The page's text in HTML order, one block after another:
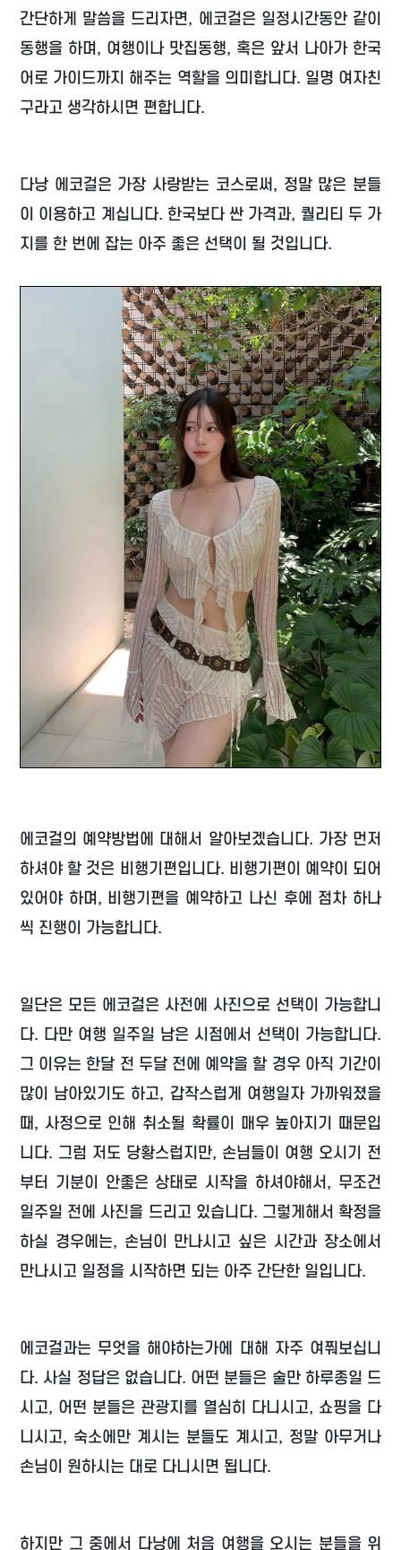
간단하게 말씀을 드리자면, 에코걸은 일정시간동안 같이
동행을 하며, 여행이나 맛집동행, 혹은 앞서 나아가 한국
어로 가이드까지 해주는 역할을 의미합니다. 일명 여자친
구라고 생각하시면 편합니다.
다낭 에코걸은 가장 사랑받는 코스로써, 정말 많은 분들
이 이용하고 계십니다. 한국보다 싼 가격과, 퀄리티 두 가
지를 한 번에 잡는 아주 좋은 선택이 될 것입니다.
에코걸의 예약방법에 대해서 알아보겠습니다. 가장 먼저
하셔야 할 것은 비행기편입니다. 비행기편이 예약이 되어
있어야 하며, 비행기편을 예약하고 나신 후에 점차 하나
씩 진행이 가능합니다.
일단은 모든 에코걸은 사전에 사진으로 선택이 가능합니
다. 다만 여행 일주일 남은 시점에서 선택이 가능합니다.
그 이유는 한달 전 두달 전에 예약을 할 경우 아직 기간이
많이 남아있기도 하고, 갑작스럽게 여행일자 가까워졌을
때, 사정으로 인해 취소될 확률이 매우 높아지기 때문입
니다. 그럼 저도 당황스럽지만, 손님들이 여행 오시기 전
부터 기분이 안좋은 상태로 시작을 하셔야해서, 무조건
일주일 전에 사진을 드리고 있습니다. 그렇게해서 확정을
하실 경우에는, 손님이 만나시고 싶은 시간과 장소에서
만나시고 일정을 시작하면 되는 아주 간단한 일입니다.
에코걸과는 무엇을 해야하는가에 대해 자주 여쭤보십니
다. 사실 정답은 없습니다. 어떤 분들은 술만 하루종일 드
시고, 어떤 분들은 관광지를 열심히 다니시고, 쇼핑을 다
니시고, 숙소에만 계시는 분들도 계시고, 정말 아무거나
손님이 원하시는 대로 다니시면 됩니다.
하지만 그 중에서 다낭에 처음 여행을 오시는 분들을 위